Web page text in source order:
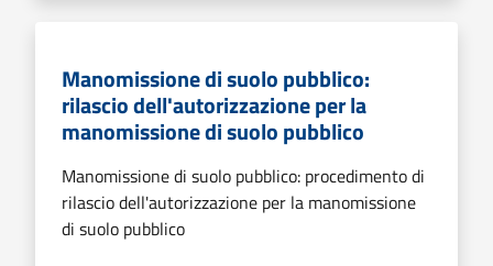
Manomissione di suolo pubblico:
rilascio dell'autorizzazione per la
manomissione di suolo pubblico
Manomissione di suolo pubblico: procedimento di
rilascio dell'autorizzazione per la manomissione
di suolo pubblico